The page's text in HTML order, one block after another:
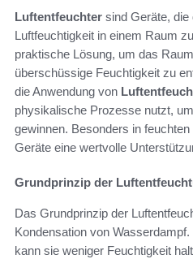
Luftentfeuchter sind Geräte, die
Luftfeuchtigkeit in einem Raum
praktische Lösung, um das
überschüssige Feuchtigkeit zu
die Anwendung von
physikalische Prozesse nutzt,
gewinnen. Besonders in
Geräte eine wertvolle
Grundprinzip der
Das Grundprinzip der
Kondensation von
kann sie weniger Feuchtigkeit